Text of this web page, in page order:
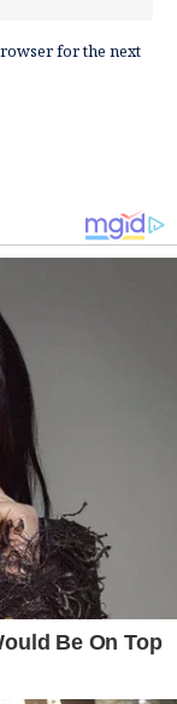
for the next